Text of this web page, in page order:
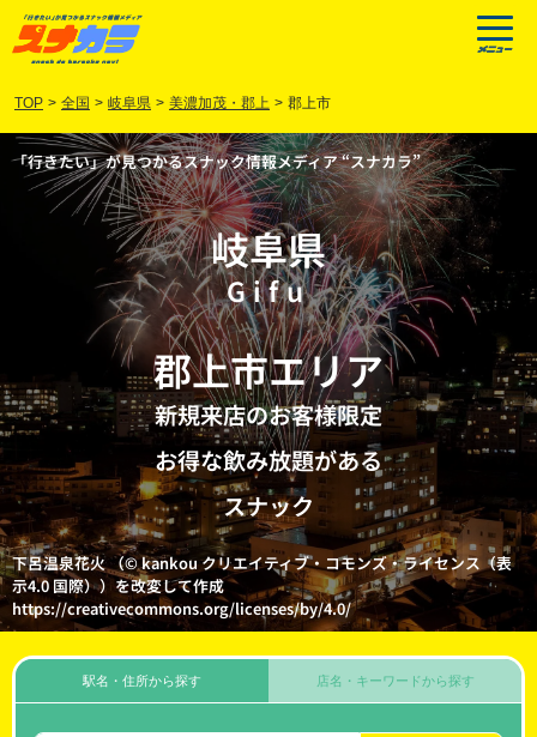
TOP > 全国 > 岐阜県 > 美濃加茂・郡上 > 郡上市
「行きたい」が見つかるスナック情報メディア “スナカラ”
岐阜県
Gifu
郡上市エリア
新規来店のお客様限定
お得な飲み放題がある
スナック
下呂温泉花火 （© kankou クリエイティブ・コモンズ・ライセンス（表
示4.0 国際））を改変して作成
https://creativecommons.org/licenses/by/4.0/
駅名・住所から探す 店名・キーワードから探す